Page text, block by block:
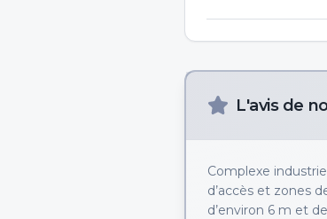
L'avis de
Complexe
d’accès et zones
d’environ 6 m et